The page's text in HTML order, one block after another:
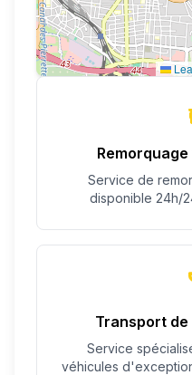
Service de
disponible 24h/
Transport de
Service
véhicules